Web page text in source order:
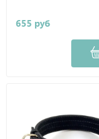
655 руб